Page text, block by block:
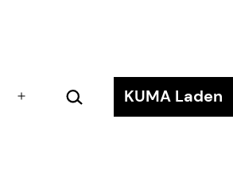
Suchen … KUMA Laden